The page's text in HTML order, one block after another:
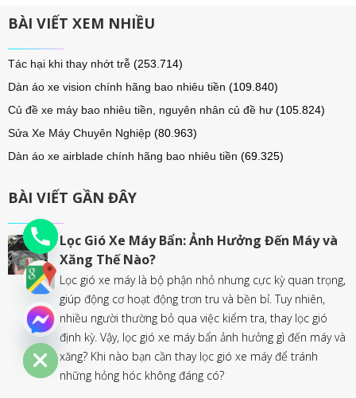
BÀI VIẾT XEM NHIỀU
Tác hại khi thay nhớt trễ (253.714)
Dàn áo xe vision chính hãng bao nhiêu tiền (109.840)
Củ đề xe máy bao nhiêu tiền, nguyên nhân củ đề hư (105.824)
Sửa Xe Máy Chuyên Nghiệp (80.963)
Dàn áo xe airblade chính hãng bao nhiêu tiền (69.325)
BÀI VIẾT GẦN ĐÂY
Lọc Gió Xe Máy Bẩn: Ảnh Hưởng Đến Máy và
Xăng Thế Nào?
Lọc gió xe máy là bộ phận nhỏ nhưng cực kỳ quan trọng,
giúp động cơ hoạt động trơn tru và bền bỉ. Tuy nhiên,
nhiều người thường bỏ qua việc kiểm tra, thay lọc gió
định kỳ. Vậy, lọc gió xe máy bẩn ảnh hưởng gì đến máy và
xăng? Khi nào bạn cần thay lọc gió xe máy để tránh
những hỏng hóc không đáng có?
Hide
chaty